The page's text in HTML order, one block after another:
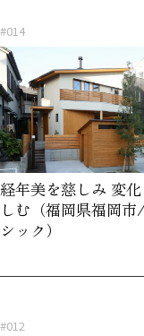
#014
経年美を慈しみ 変
しむ（福岡県福岡
シック）
#012